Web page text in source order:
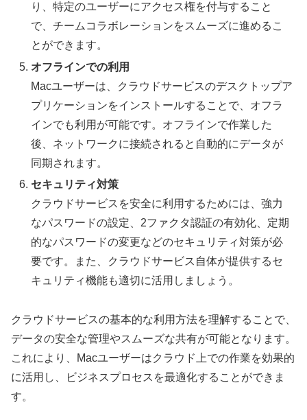
り、特定のユーザーにアクセス権を付与すること
で、チームコラボレーションをスムーズに進めるこ
とができます。
オフラインでの利用
Macユーザーは、クラウドサービスのデスクトップア
プリケーションをインストールすることで、オフラ
インでも利用が可能です。オフラインで作業した
後、ネットワークに接続されると自動的にデータが
同期されます。
セキュリティ対策
クラウドサービスを安全に利用するためには、強力
なパスワードの設定、2ファクタ認証の有効化、定期
的なパスワードの変更などのセキュリティ対策が必
要です。また、クラウドサービス自体が提供するセ
キュリティ機能も適切に活用しましょう。
クラウドサービスの基本的な利用方法を理解することで、
データの安全な管理やスムーズな共有が可能となります。
これにより、Macユーザーはクラウド上での作業を効果的
に活用し、ビジネスプロセスを最適化することができま
す。